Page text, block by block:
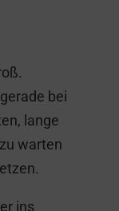
bei
lange
warten
ins